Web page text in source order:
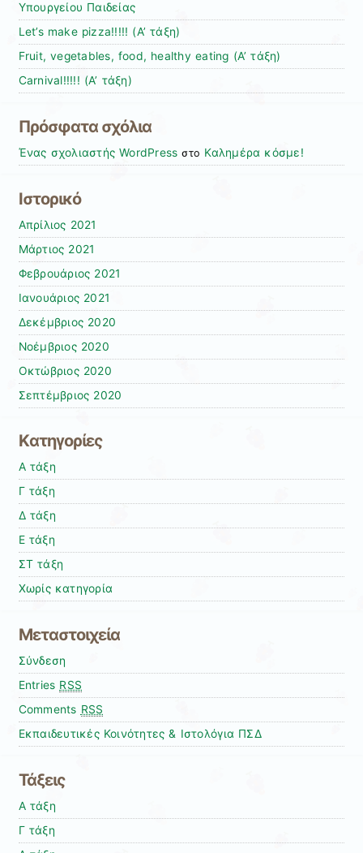
Υπουργείου Παιδείας
Let’s make pizza!!!!! (Α’ τάξη)
Fruit, vegetables, food, healthy eating (Α’ τάξη)
Carnival!!!!! (Α’ τάξη)
Πρόσφατα σχόλια
Ένας σχολιαστής WordPress στο Καλημέρα κόσμε!
Ιστορικό
Απρίλιος 2021
Μάρτιος 2021
Φεβρουάριος 2021
Ιανουάριος 2021
Δεκέμβριος 2020
Νοέμβριος 2020
Οκτώβριος 2020
Σεπτέμβριος 2020
Kατηγορίες
Α τάξη
Γ τάξη
Δ τάξη
Ε τάξη
ΣΤ τάξη
Χωρίς κατηγορία
Μεταστοιχεία
Σύνδεση
Entries RSS
Comments RSS
Εκπαιδευτικές Κοινότητες & Ιστολόγια ΠΣΔ
Τάξεις
Α τάξη
Γ τάξη